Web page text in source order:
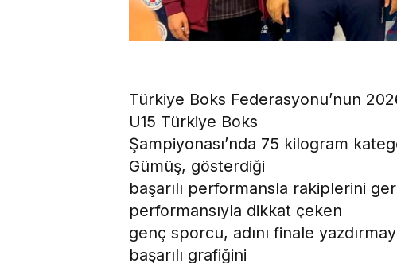
Türkiye Boks Federasyonu’nun
U15 Türkiye Boks
Şampiyonası’nda 75 kilogram
Gümüş, gösterdiği
başarılı performansla rakiplerini
performansıyla dikkat çeken
genç sporcu, adını finale
başarılı grafiğini